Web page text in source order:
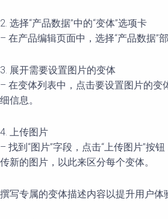
2. 选择“产品数据”中的“变体”选项卡
– 在产品编辑页面中，选择“产品数据”部
3. 展开需要设置图片的变体
– 在变体列表中，点击要设置图片的变
细信息。
4. 上传图片
– 找到“图片”字段，点击“上传图片”按
传新的图片，以此来区分每个变体。
撰写专属的变体描述内容以提升用户体